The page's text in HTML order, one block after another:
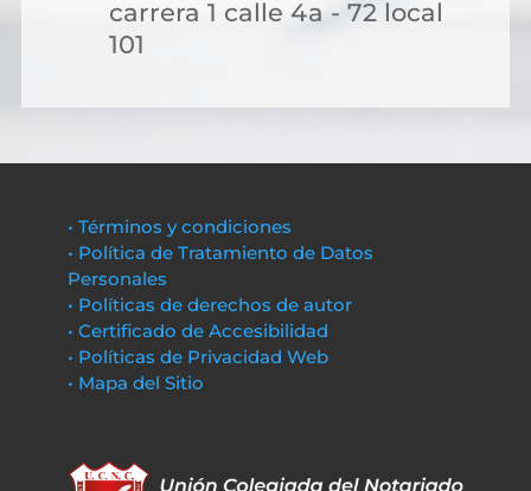
carrera 1 calle 4a - 72 local
101
• Términos y condiciones
• Política de Tratamiento de Datos
Personales
• Políticas de derechos de autor
• Certificado de Accesibilidad
• Políticas de Privacidad Web
• Mapa del Sitio